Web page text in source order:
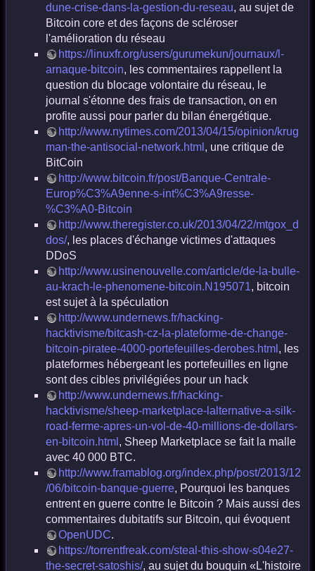
dune-crise-dans-la-gestion-du-reseau, au sujet de
Bitcoin core et des façons de scléroser
l'amélioration du réseau
https://linuxfr.org/users/gurumekun/journaux/l-
arnaque-bitcoin, les commentaires rappellent la
question du blocage volontaire du réseau, le
journal s'étonne des frais de transaction, on en
profite aussi pour parler du bilan énergétique.
http://www.nytimes.com/2013/04/15/opinion/krug
man-the-antisocial-network.html , une critique de
BitCoin
http://www.bitcoin.fr/post/Banque-Centrale-
Europ%C3%A9enne-s-int%C3%A9resse-
%C3%A0-Bitcoin
http://www.theregister.co.uk/2013/04/22/mtgox_d
dos/, les places d'échange victimes d'attaques
DDoS
http://www.usinenouvelle.com/article/de-la-bulle-
au-krach-le-phenomene-bitcoin.N195071, bitcoin
est sujet à la spéculation
http://www.undernews.fr/hacking-
hacktivisme/bitcash-cz-la-plateforme-de-change-
bitcoin-piratee-4000-portefeuilles-derobes.html , les
plateformes hébergeant les portefeuilles en ligne
sont des cibles privilégiées pour un hack
http://www.undernews.fr/hacking-
hacktivisme/sheep-marketplace-lalternative-a-silk-
road-ferme-apres-un-vol-de-40-millions-de-dollars-
en-bitcoin.html , Sheep Marketplace se fait la malle
avec 40 000 BTC.
http://www.framablog.org/index.php/post/2013/12
/06/bitcoin-banque-guerre, Pourquoi les banques
entrent en guerre contre le Bitcoin ? Mais aussi des
commentaires dubitatifs sur Bitcoin, qui évoquent
OpenUDC.
https://torrentfreak.com/steal-this-show-s04e27-
the-secret-satoshis/, au sujet du bouquin «L'histoire